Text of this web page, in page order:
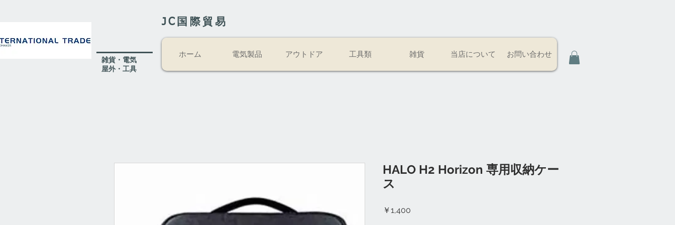
JC国際貿易
​雑貨・電気
​屋外・工具
ホーム 電気製品 アウトドア 工具類 雑貨 当店について お問い合わせ
HALO H2 Horizon 専用収納ケー
ス
￥1,400